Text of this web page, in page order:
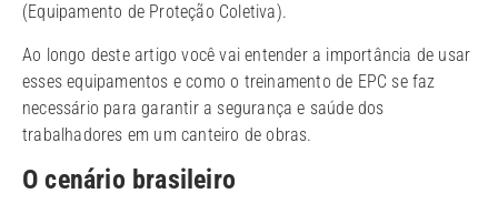
(Equipamento de Proteção Coletiva).
Ao longo deste artigo você vai entender a importância de usar
esses equipamentos e como o treinamento de EPC se faz
necessário para garantir a segurança e saúde dos
trabalhadores em um canteiro de obras.
O cenário brasileiro